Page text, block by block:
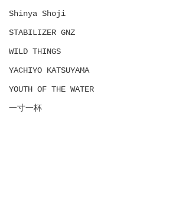
Shinya Shoji
STABILIZER GNZ
WILD THINGS
YACHIYO KATSUYAMA
YOUTH OF THE WATER
一寸一杯